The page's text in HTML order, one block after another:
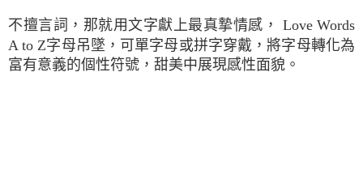
不擅言詞，那就用文字獻上最真摯情感， Love Words
A to Z字母吊墜，可單字母或拼字穿戴，將字母轉化為
富有意義的個性符號，甜美中展現感性面貌。